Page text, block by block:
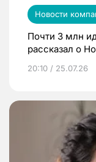
Новости
Почти 3 млн
рассказал о
20:10 / 25.07.26